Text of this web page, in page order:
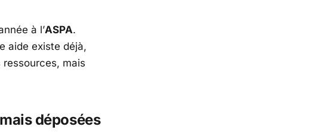
à l’ASPA.
aide existe déjà,
mais
déposées